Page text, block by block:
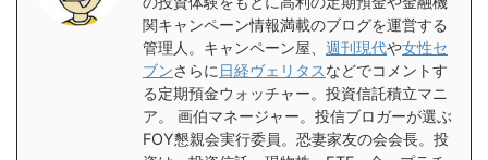
関キャンペーン情報満載のブログを運営する
管理人。キャンペーン屋、 週刊現代や女性セ
ブンさらに 日経ヴェリタスなどでコメントす
る定期預金ウォッチャー。投資信託積立マニ
ア。 画伯マネージャー。投信ブロガーが選ぶ
FOY懇親会実行委員。恐妻家友の会会長。投